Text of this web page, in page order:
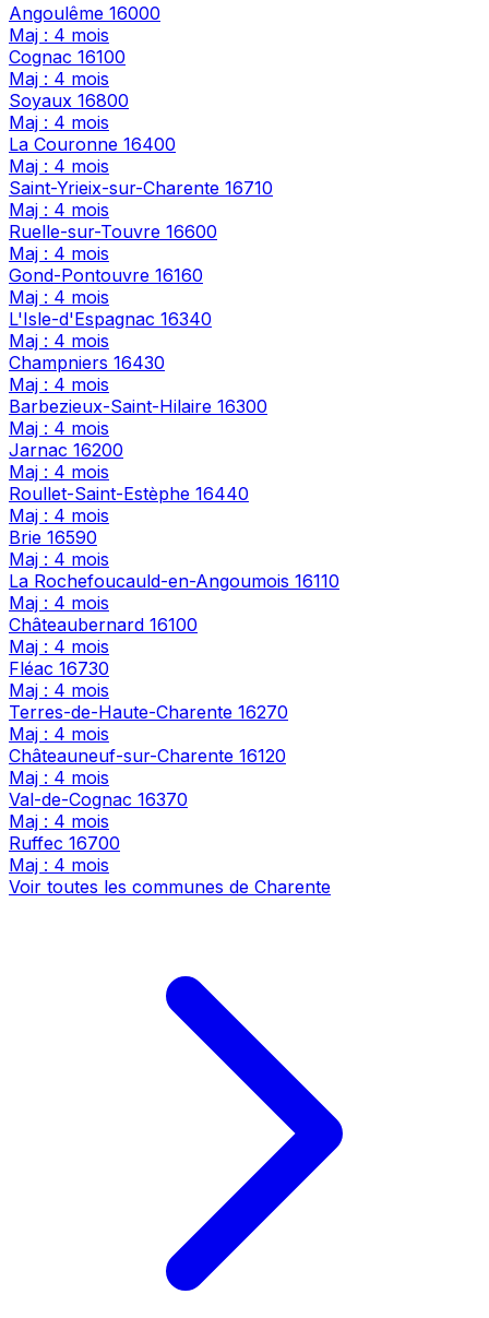
Angoulême 16000
Maj : 4 mois
Cognac 16100
Maj : 4 mois
Soyaux 16800
Maj : 4 mois
La Couronne 16400
Maj : 4 mois
Saint-Yrieix-sur-Charente 16710
Maj : 4 mois
Ruelle-sur-Touvre 16600
Maj : 4 mois
Gond-Pontouvre 16160
Maj : 4 mois
L'Isle-d'Espagnac 16340
Maj : 4 mois
Champniers 16430
Maj : 4 mois
Barbezieux-Saint-Hilaire 16300
Maj : 4 mois
Jarnac 16200
Maj : 4 mois
Roullet-Saint-Estèphe 16440
Maj : 4 mois
Brie 16590
Maj : 4 mois
La Rochefoucauld-en-Angoumois 16110
Maj : 4 mois
Châteaubernard 16100
Maj : 4 mois
Fléac 16730
Maj : 4 mois
Terres-de-Haute-Charente 16270
Maj : 4 mois
Châteauneuf-sur-Charente 16120
Maj : 4 mois
Val-de-Cognac 16370
Maj : 4 mois
Ruffec 16700
Maj : 4 mois
Voir toutes les communes de Charente